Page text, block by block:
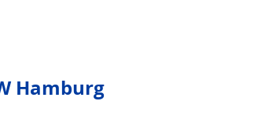
Hamburg